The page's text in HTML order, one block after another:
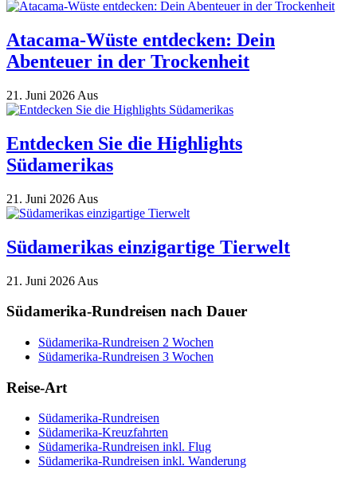
Atacama-Wüste entdecken: Dein
Abenteuer in der Trockenheit
21. Juni 2026 Aus
Entdecken Sie die Highlights
Südamerikas
21. Juni 2026 Aus
Südamerikas einzigartige Tierwelt
21. Juni 2026 Aus
Südamerika-Rundreisen nach Dauer
Südamerika-Rundreisen 2 Wochen
Südamerika-Rundreisen 3 Wochen
Reise-Art
Südamerika-Rundreisen
Südamerika-Kreuzfahrten
Südamerika-Rundreisen inkl. Flug
Südamerika-Rundreisen inkl. Wanderung